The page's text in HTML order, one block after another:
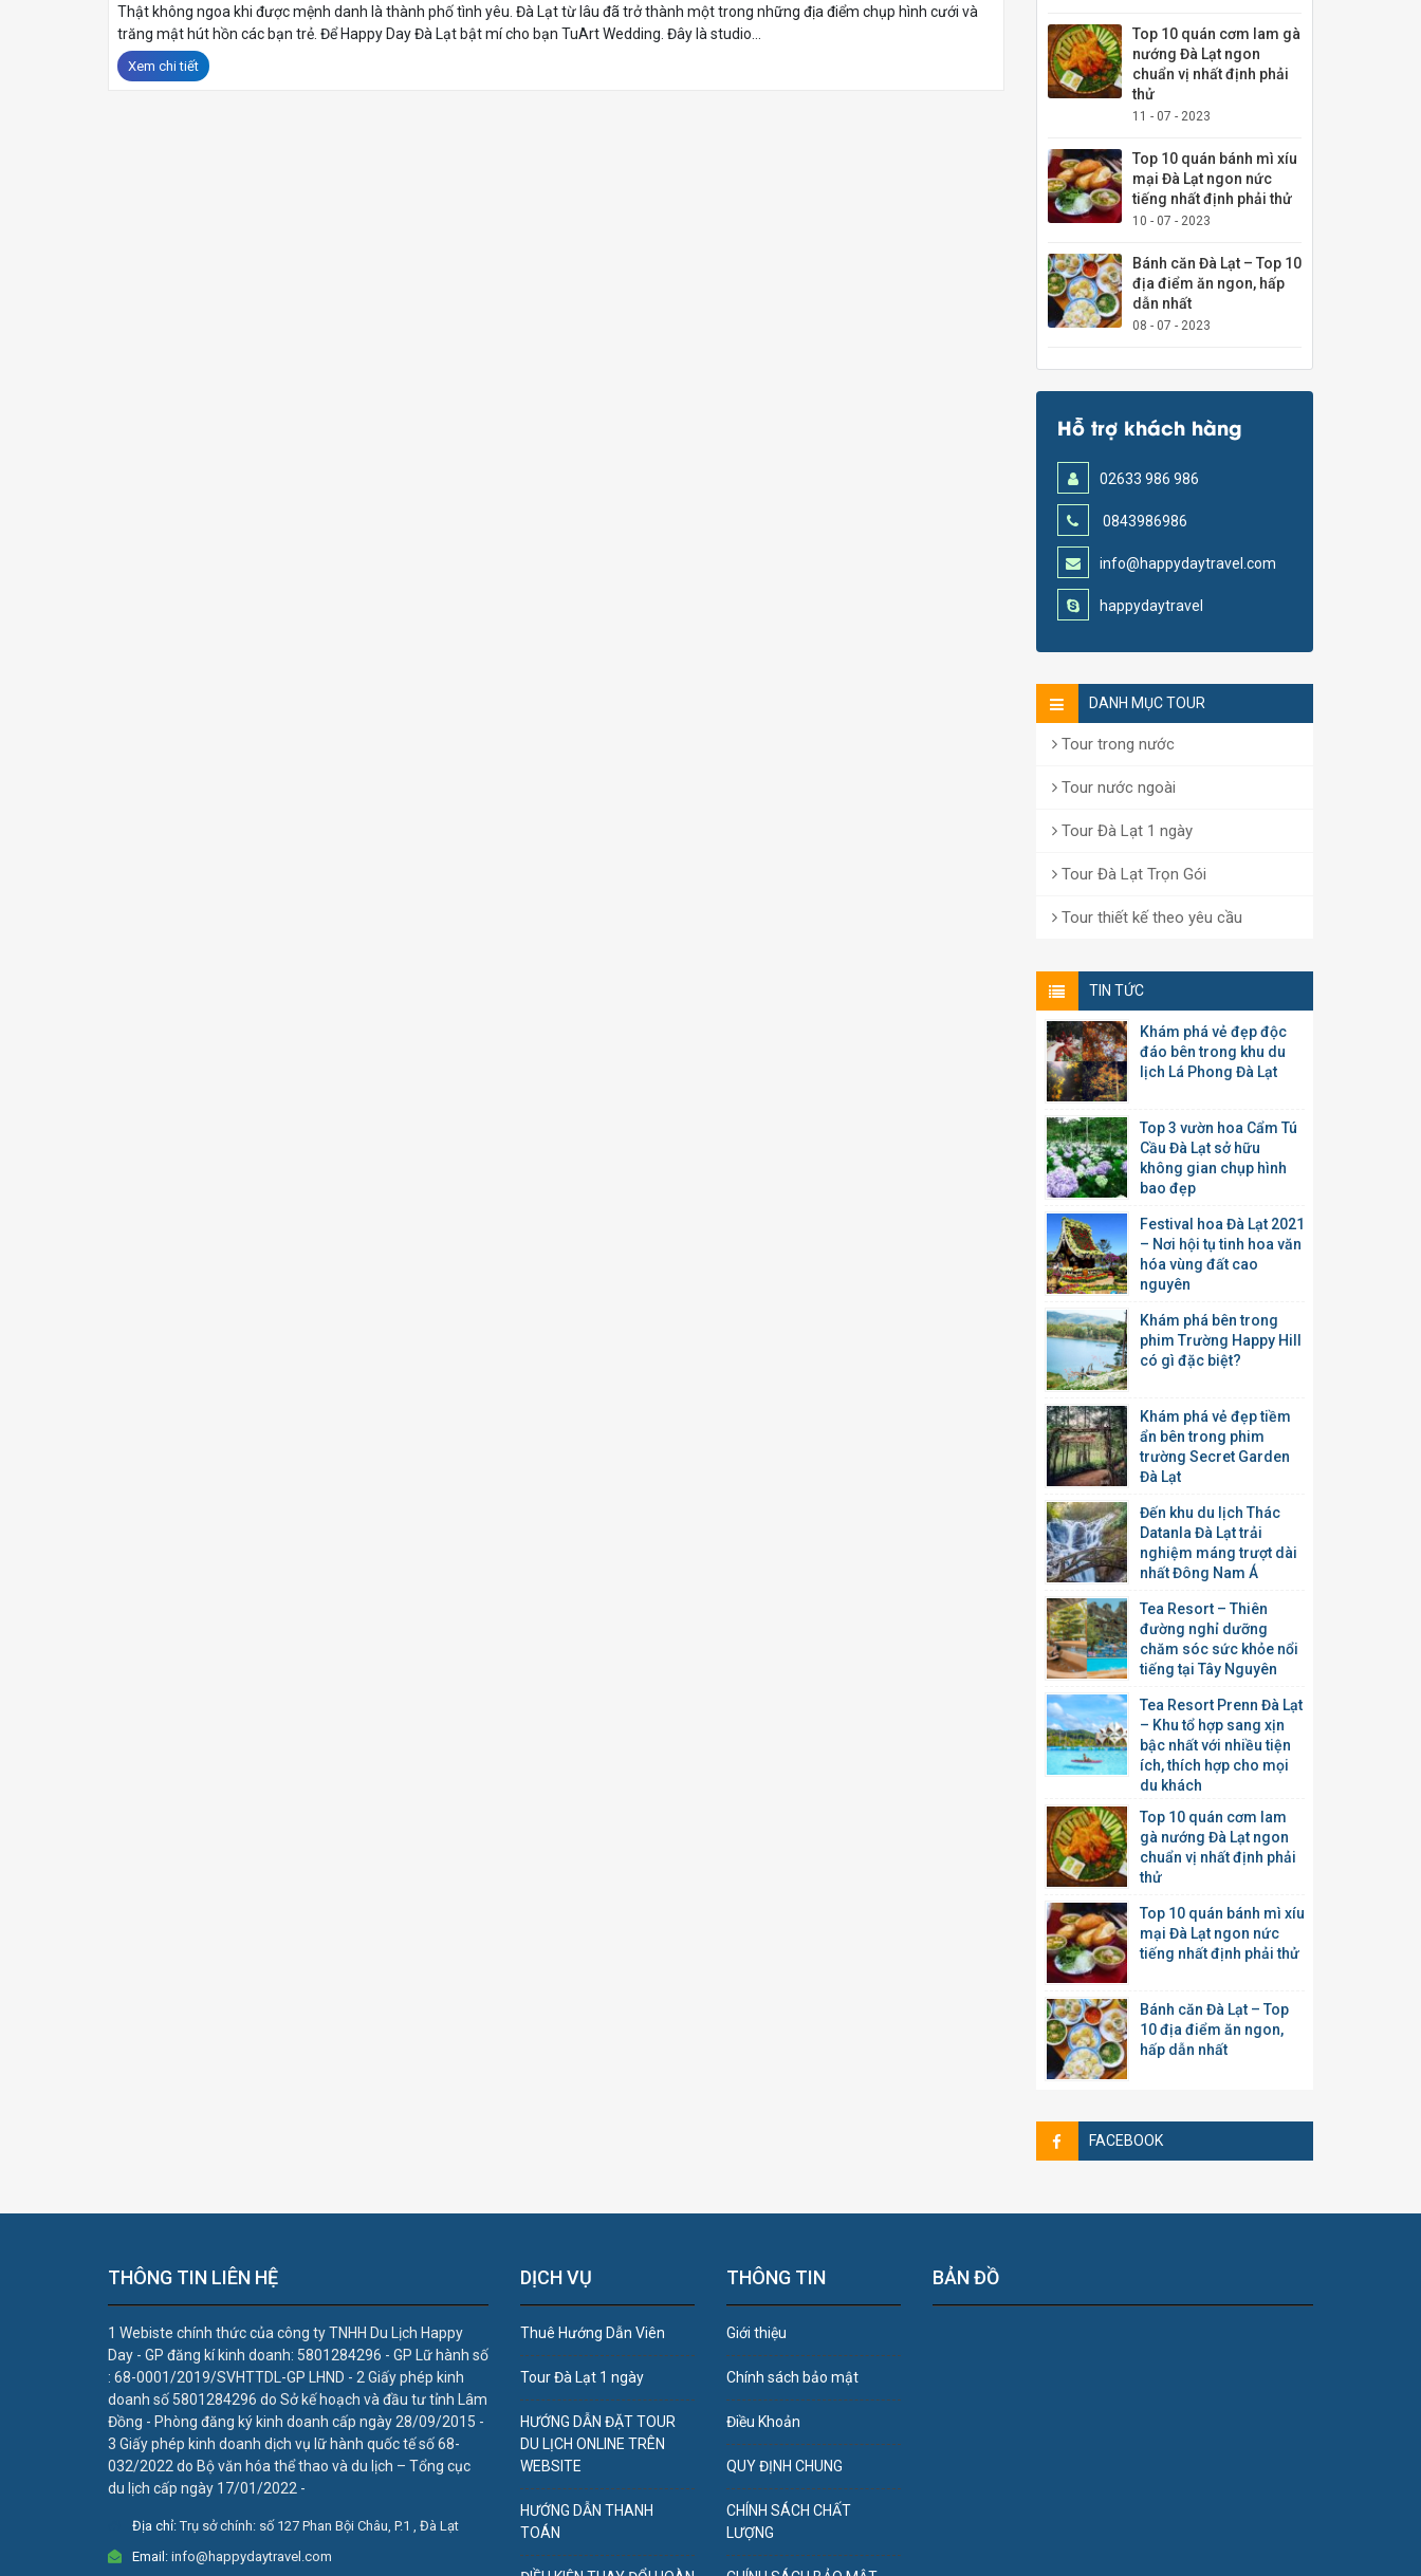
Thật không ngoa khi được mệnh danh là thành phố tình yêu. Đà Lạt từ lâu đã trở thành một trong những địa điểm chụp hình cưới và
trăng mật hút hồn các bạn trẻ. Để Happy Day Đà Lạt bật mí cho bạn TuArt Wedding. Đây là studio...
Xem chi tiết
Top 10 quán cơm lam gà
nướng Đà Lạt ngon
chuẩn vị nhất định phải
thử
11 - 07 - 2023
Top 10 quán bánh mì xíu
mại Đà Lạt ngon nức
tiếng nhất định phải thử
10 - 07 - 2023
Bánh căn Đà Lạt – Top 10
địa điểm ăn ngon, hấp
dẫn nhất
08 - 07 - 2023
Hỗ trợ khách hàng
02633 986 986
0843986986
info@happydaytravel.com
happydaytravel
DANH MỤC TOUR
Tour trong nước
Tour nước ngoài
Tour Đà Lạt 1 ngày
Tour Đà Lạt Trọn Gói
Tour thiết kế theo yêu cầu
TIN TỨC
Khám phá vẻ đẹp độc
đáo bên trong khu du
lịch Lá Phong Đà Lạt
Top 3 vườn hoa Cẩm Tú
Cầu Đà Lạt sở hữu
không gian chụp hình
bao đẹp
Festival hoa Đà Lạt 2021
– Nơi hội tụ tinh hoa văn
hóa vùng đất cao
nguyên
Khám phá bên trong
phim Trường Happy Hill
có gì đặc biệt?
Khám phá vẻ đẹp tiềm
ẩn bên trong phim
trường Secret Garden
Đà Lạt
Đến khu du lịch Thác
Datanla Đà Lạt trải
nghiệm máng trượt dài
nhất Đông Nam Á
Tea Resort – Thiên
đường nghỉ dưỡng
chăm sóc sức khỏe nổi
tiếng tại Tây Nguyên
Tea Resort Prenn Đà Lạt
– Khu tổ hợp sang xịn
bậc nhất với nhiều tiện
ích, thích hợp cho mọi
du khách
Top 10 quán cơm lam
gà nướng Đà Lạt ngon
chuẩn vị nhất định phải
thử
Top 10 quán bánh mì xíu
mại Đà Lạt ngon nức
tiếng nhất định phải thử
Bánh căn Đà Lạt – Top
10 địa điểm ăn ngon,
hấp dẫn nhất
FACEBOOK
THÔNG TIN LIÊN HỆ
1 Webiste chính thức của công ty TNHH Du Lịch Happy
Day - GP đăng kí kinh doanh: 5801284296 - GP Lữ hành số
: 68-0001/2019/SVHTTDL-GP LHND - 2 Giấy phép kinh
doanh số 5801284296 do Sở kế hoạch và đầu tư tỉnh Lâm
Đồng - Phòng đăng ký kinh doanh cấp ngày 28/09/2015 -
3 Giấy phép kinh doanh dịch vụ lữ hành quốc tế số 68-
032/2022 do Bộ văn hóa thể thao và du lịch – Tổng cục
du lịch cấp ngày 17/01/2022 -
Địa chỉ:Trụ sở chính: số 127 Phan Bội Châu, P.1 , Đà Lạt
Email: info@happydaytravel.com
DỊCH VỤ
Thuê Hướng Dẫn Viên
Tour Đà Lạt 1 ngày
HƯỚNG DẪN ĐẶT TOUR
DU LỊCH ONLINE TRÊN
WEBSITE
HƯỚNG DẪN THANH
TOÁN
THÔNG TIN
Giới thiệu
Chính sách bảo mật
Điều Khoản
QUY ĐỊNH CHUNG
CHÍNH SÁCH CHẤT
LƯỢNG
BẢN ĐỒ